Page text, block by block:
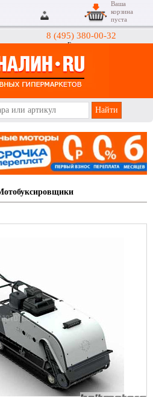
8 (495) 380-00-32
Гипермаркеты
Ваша
корзина
пуста